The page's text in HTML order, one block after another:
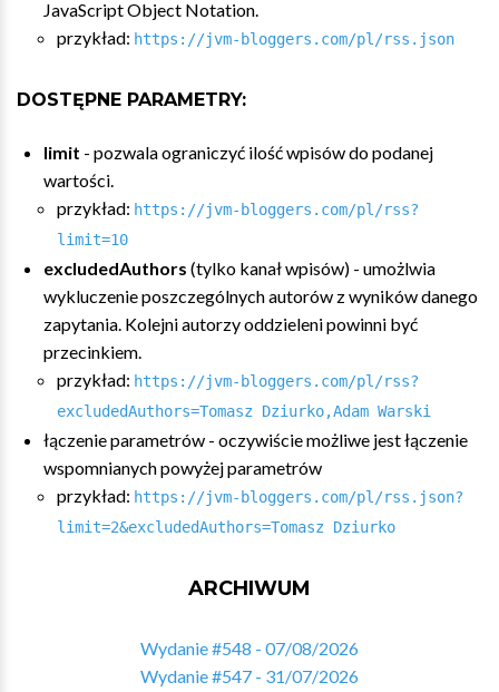
JavaScript Object Notation.
przykład: https://jvm-bloggers.com/pl/rss.json
DOSTĘPNE PARAMETRY:
limit - pozwala ograniczyć ilość wpisów do podanej
wartości.
przykład: https://jvm-bloggers.com/pl/rss?
limit=10
excludedAuthors (tylko kanał wpisów) - umożlwia
wykluczenie poszczególnych autorów z wyników danego
zapytania. Kolejni autorzy oddzieleni powinni być
przecinkiem.
przykład: https://jvm-bloggers.com/pl/rss?
excludedAuthors=Tomasz Dziurko,Adam Warski
łączenie parametrów - oczywiście możliwe jest łączenie
wspomnianych powyżej parametrów
przykład: https://jvm-bloggers.com/pl/rss.json?
limit=2&excludedAuthors=Tomasz Dziurko
ARCHIWUM
Wydanie #548 - 07/08/2026
Wydanie #547 - 31/07/2026